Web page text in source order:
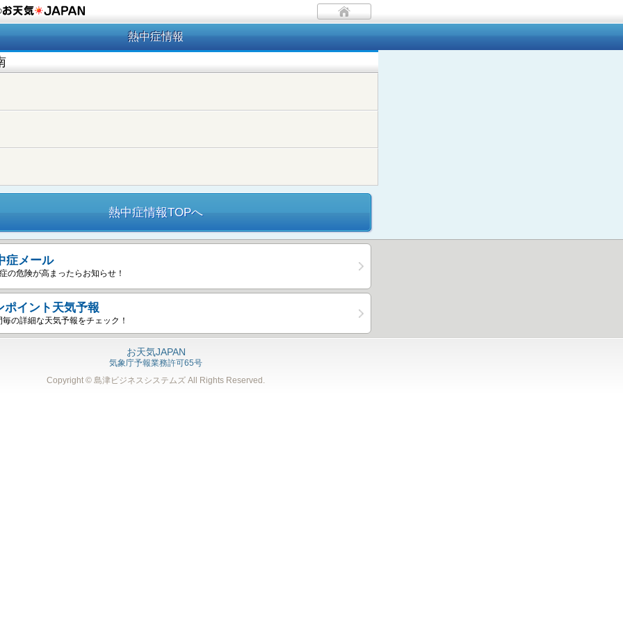
熱中症情報
熱中症情報TOPへ
症メール
の危険が高まったらお知らせ！
ポイント天気予報
毎の詳細な天気予報をチェック！
お天気JAPAN
気象庁予報業務許可65号
Copyright © 島津ビジネスシステムズ All Rights Reserved.